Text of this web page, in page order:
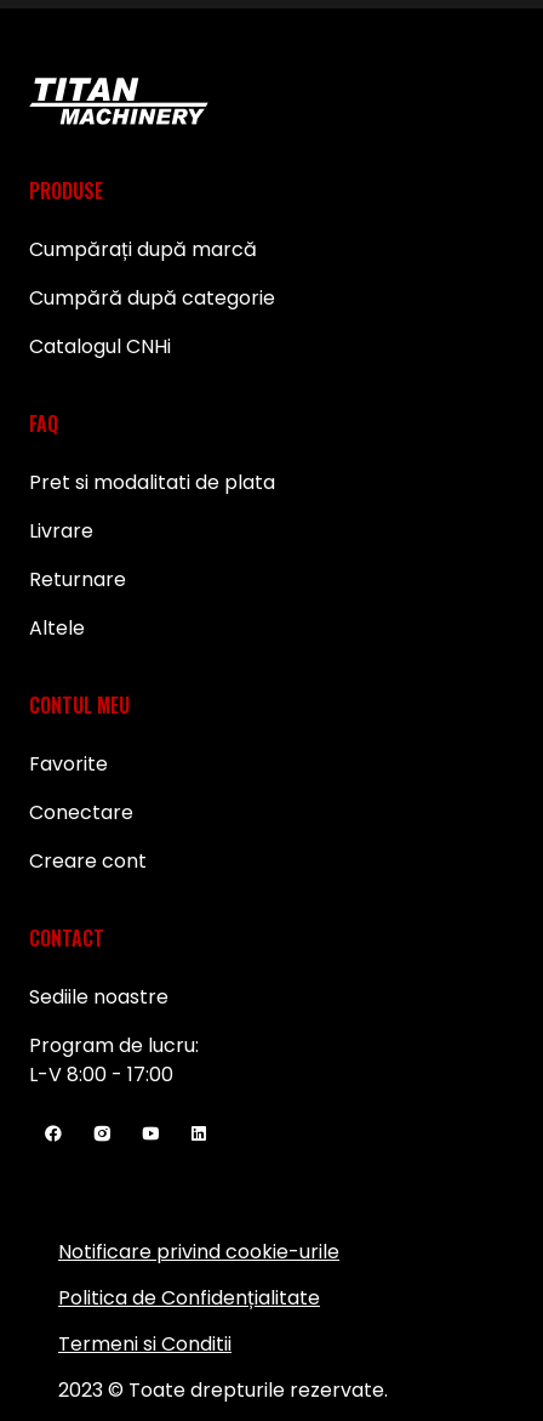
PRODUSE
Cumpărați după marcă
Cumpără după categorie
Catalogul CNHi
FAQ
Pret si modalitati de plata
Livrare
Returnare
Altele
CONTUL MEU
Favorite
Conectare
Creare cont
CONTACT
Sediile noastre
Program de lucru:
L-V 8:00 - 17:00
2023 © Toate drepturile rezervate.
Notificare privind cookie-urile
Politica de Confidențialitate
Termeni si Conditii